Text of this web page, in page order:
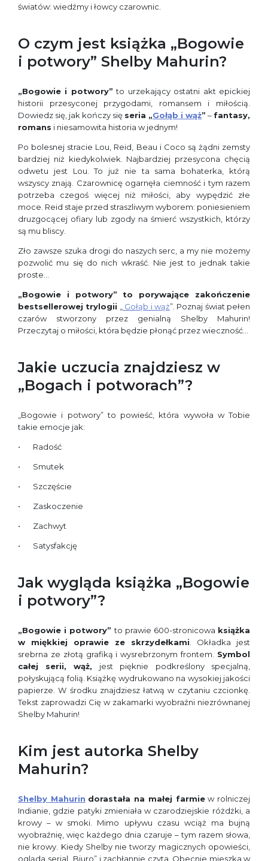
światów: wiedźmy i łowcy czarownic.
O czym jest książka „Bogowie
i potwory” Shelby Mahurin?
„Bogowie i potwory” to urzekający ostatni akt epickiej
historii przesyconej przygodami, romansem i miłością.
Dowiedz się, jak kończy się seria „Gołąb i wąż” – fantasy,
romans i niesamowita historia w jednym!
Po bolesnej stracie Lou, Reid, Beau i Coco są żądni zemsty
bardziej niż kiedykolwiek. Najbardziej przesycona chęcią
odwetu jest Lou. To już nie ta sama bohaterka, którą
wszyscy znają. Czarownicę ogarnęła ciemność i tym razem
potrzeba czegoś więcej niż miłości, aby wypędzić złe
moce. Reid staje przed straszliwym wyborem: poniesieniem
druzgocącej ofiary lub zgody na śmierć wszystkich, którzy
są mu bliscy.
Zło zawsze szuka drogi do naszych serc, a my nie możemy
pozwolić mu się do nich wkraść. Nie jest to jednak takie
proste…
„Bogowie i potwory”
to porywające zakończenie
bestsellerowej trylogii
Gołąb i wąż”. Poznaj świat pełen
czarów stworzony przez genialną Shelby Mahurin!
Przeczytaj o miłości, która będzie płonąć przez wieczność…
Jakie uczucia znajdziesz w
„Bogach i potworach”?
„Bogowie i potwory” to powieść, która wywoła w Tobie
takie emocje jak:
Radość
Smutek
Szczęście
Zaskoczenie
Zachwyt
Satysfakcję
Jak wygląda książka „Bogowie
i potwory”?
„Bogowie i potwory” to prawie 600-stronicowa książka
w miękkiej oprawie ze skrzydełkami . Okładka jest
srebrna ze złotą grafiką i wysrebrzonym frontem. Symbol
całej serii,
wąż, jest pięknie podkreślony specjalną,
połyskującą folią. Książkę wydrukowano na wysokiej jakości
papierze. W środku znajdziesz łatwą w czytaniu czcionkę.
Tekst zaprowadzi Cię w zakamarki wyobraźni niezrównanej
Shelby Mahurin!
Kim jest autorka Shelby
Mahurin?
Shelby Mahurin dorastała na małej farmiew rolniczej
Indianie, gdzie patyki zmieniała w czarodziejskie różdżki, a
krowy – w smoki. Mimo upływu czasu wciąż ma bujną
wyobraźnię, więc każdego dnia czaruje – tym razem słowa,
nie krowy. Kiedy Shelby nie tworzy magicznych opowieści,
ogląda serial „Biuro” i zachłannie czyta. Obecnie mieszka w